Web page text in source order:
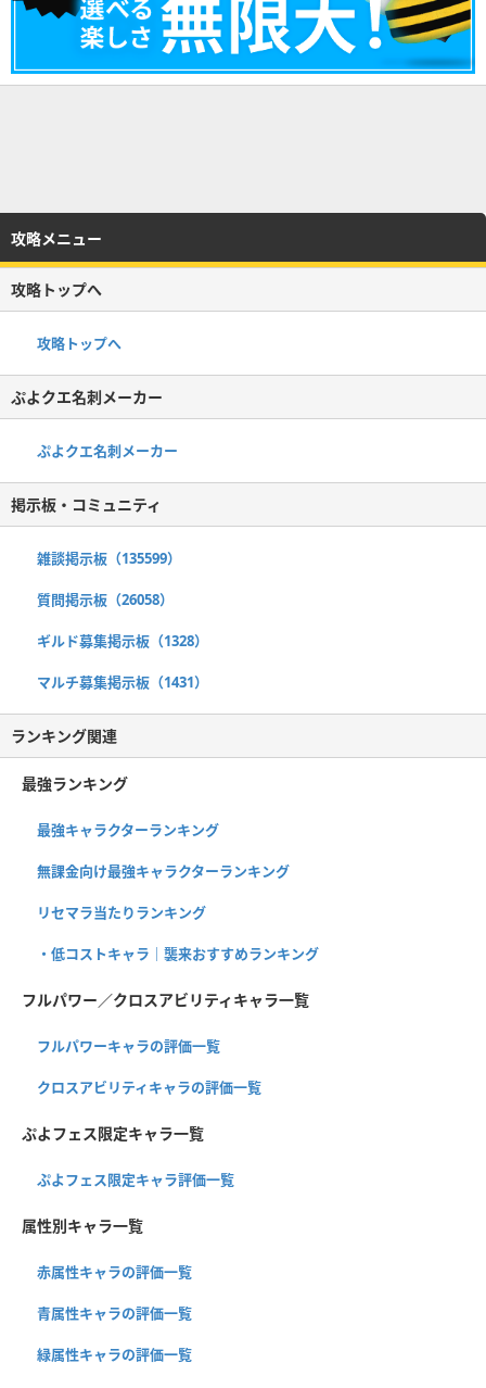
攻略メニュー
攻略トップへ
攻略トップへ
ぷよクエ名刺メーカー
ぷよクエ名刺メーカー
掲示板・コミュニティ
雑談掲示板（135599）
質問掲示板（26058）
ギルド募集掲示板（1328）
マルチ募集掲示板（1431）
ランキング関連
最強ランキング
最強キャラクターランキング
無課金向け最強キャラクターランキング
リセマラ当たりランキング
・低コストキャラ｜襲来おすすめランキング
フルパワー／クロスアビリティキャラ一覧
フルパワーキャラの評価一覧
クロスアビリティキャラの評価一覧
ぷよフェス限定キャラ一覧
ぷよフェス限定キャラ評価一覧
属性別キャラ一覧
赤属性キャラの評価一覧
青属性キャラの評価一覧
緑属性キャラの評価一覧